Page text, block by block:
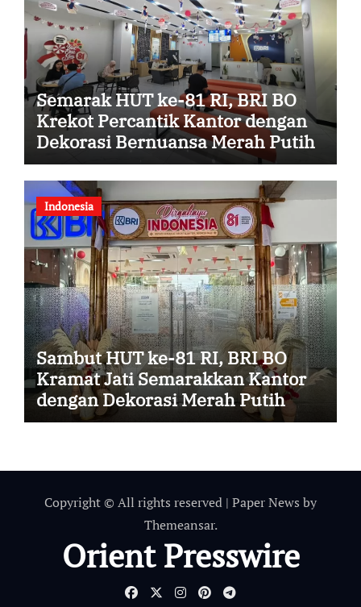
Semarak HUT ke-81 RI, BRI BO
Krekot Percantik Kantor dengan
Dekorasi Bernuansa Merah Putih
Indonesia
Sambut HUT ke-81 RI, BRI BO
Kramat Jati Semarakkan Kantor
dengan Dekorasi Merah Putih
Copyright © All rights reserved | Paper News by
Themeansar.
Orient Presswire